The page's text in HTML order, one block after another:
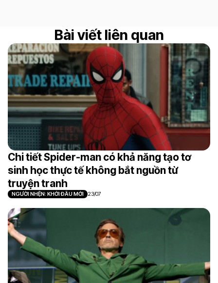
Bài viết liên quan
Chi tiết Spider-man có khả năng tạo tơ
sinh học thực tế không bắt nguồn từ
truyện tranh
NGƯỜI NHỆN: KHỞI ĐẦU MỚI 23/07